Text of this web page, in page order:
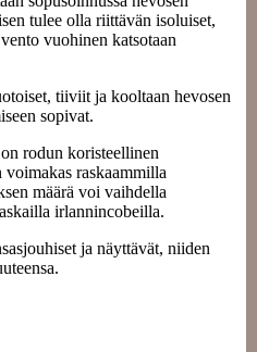
tulee olla riittävän isoluiset,
vuohinen katsotaan
tiiviit ja kooltaan hevosen
sopivat.
rodun koristeellinen
raskaammilla
määrä voi vaihdella
irlannincobeilla.
ja näyttävät, niiden